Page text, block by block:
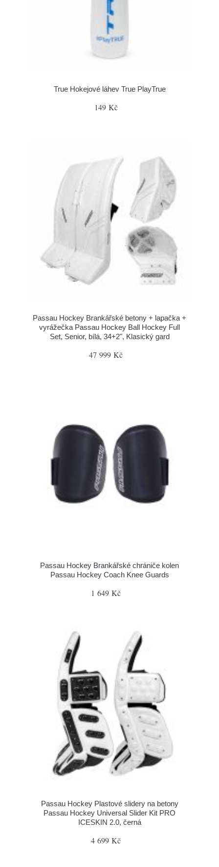
True Hokejové láhev True PlayTrue
149 Kč
Passau Hockey Brankářské betony + lapačka +
vyrážečka Passau Hockey Ball Hockey Full
Set, Senior, bílá, 34+2", Klasický gard
47 999 Kč
Passau Hockey Brankářské chrániče kolen
Passau Hockey Coach Knee Guards
1 649 Kč
Passau Hockey Plastové slidery na betony
Passau Hockey Universal Slider Kit PRO
ICESKIN 2.0, černá
4 699 Kč